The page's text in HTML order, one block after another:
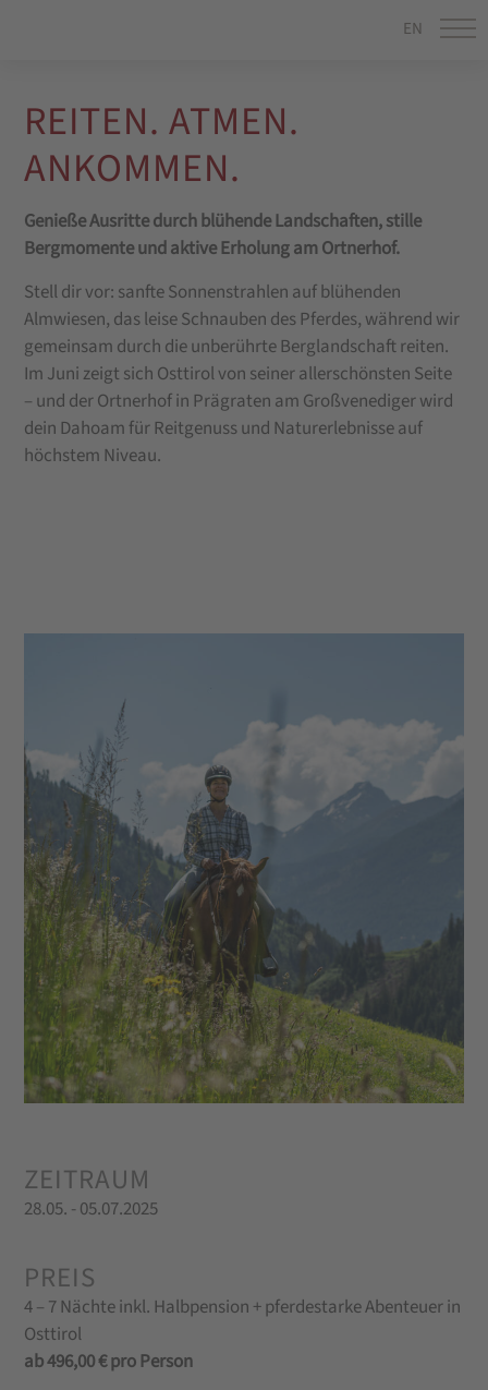
EN
REITEN. ATMEN.
ANKOMMEN.
Genieße Ausritte durch blühende Landschaften, stille
Bergmomente und aktive Erholung am Ortnerhof.
Stell dir vor: sanfte Sonnenstrahlen auf blühenden
Almwiesen, das leise Schnauben des Pferdes, während wir
gemeinsam durch die unberührte Berglandschaft reiten.
Im Juni zeigt sich Osttirol von seiner allerschönsten Seite
– und der Ortnerhof in Prägraten am Großvenediger wird
dein Dahoam für Reitgenuss und Naturerlebnisse auf
höchstem Niveau.
ZEITRAUM
28.05. - 05.07.2025
PREIS
4 – 7 Nächte inkl. Halbpension + pferdestarke Abenteuer in
Osttirol
ab 496,00 € pro Person